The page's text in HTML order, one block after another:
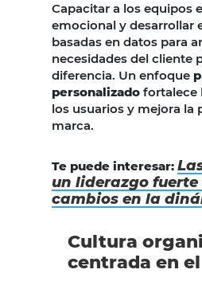
Capacitar a los equipos
emocional y desarrollar
basadas en datos para
necesidades del cliente
diferencia. Un enfoque
personalizado fortalece
los usuarios y mejora la
marca.
Te puede interesar:
un liderazgo fuerte
cambios en la
Cultura
centrada en